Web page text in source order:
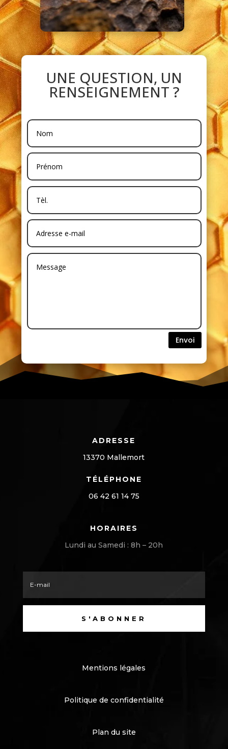
UNE QUESTION, UN
RENSEIGNEMENT ?
Envoi
ADRESSE
13370 Mallemort
TÉLÉPHONE
06 42 61 14 75
HORAIRES
Lundi au Samedi : 8h – 20h
S'ABONNER
Mentions légales
Politique de confidentialité
Plan du site